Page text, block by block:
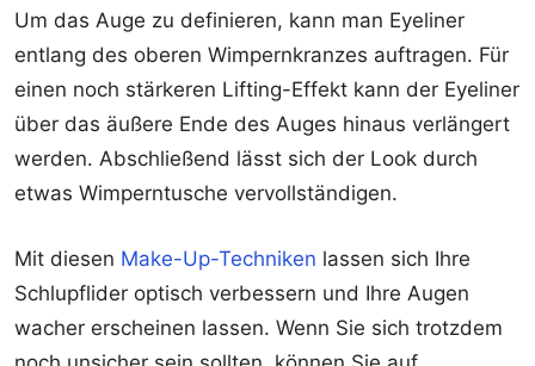
Um das Auge zu definieren, kann man Eyeliner
entlang des oberen Wimpernkranzes auftragen. Für
einen noch stärkeren Lifting-Effekt kann der Eyeliner
über das äußere Ende des Auges hinaus verlängert
werden. Abschließend lässt sich der Look durch
etwas Wimperntusche vervollständigen.
Mit diesen Make-Up-Techniken lassen sich Ihre
Schlupflider optisch verbessern und Ihre Augen
wacher erscheinen lassen. Wenn Sie sich trotzdem